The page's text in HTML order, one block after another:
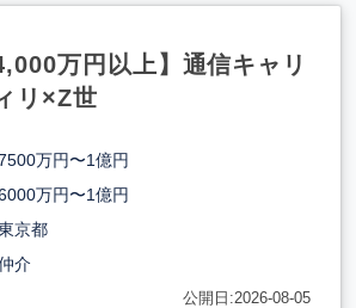
万円以上】通信キャリ
リ×Z世
万円〜1億円
万円〜1億円
京都
介
公開日:2026-08-05